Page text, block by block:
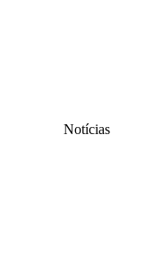
Notícias